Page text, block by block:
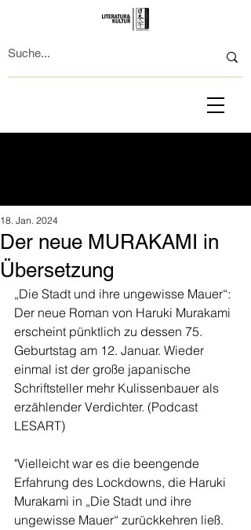
Der neue MURAKAMI in
Übersetzung
18. Jan. 2024
„Die Stadt und ihre ungewisse Mauer“:
Der neue Roman von Haruki Murakami
erscheint pünktlich zu dessen 75.
Geburtstag am 12. Januar. Wieder
einmal ist der große japanische
Schriftsteller mehr Kulissenbauer als
erzählender Verdichter. (Podcast
LESART)
"Vielleicht war es die beengende
Erfahrung des Lockdowns, die Haruki
Murakami in „Die Stadt und ihre
ungewisse Mauer“ zurückkehren ließ.